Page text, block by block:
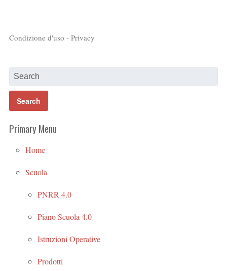
Condizione d'uso - Privacy
Primary Menu
Home
Scuola
PNRR 4.0
Piano Scuola 4.0
Istruzioni Operative
Prodotti